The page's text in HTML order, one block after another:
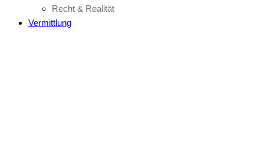
Recht & Realität
Vermittlung